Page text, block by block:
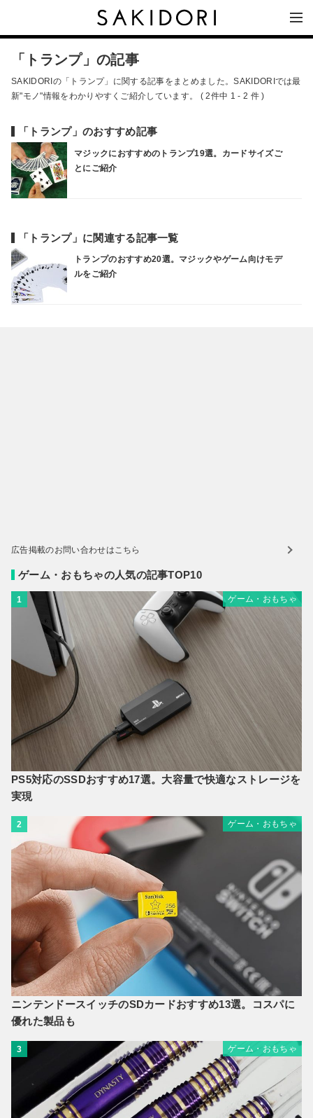
「トランプ」の記事
SAKIDORIの「トランプ」に関する記事をまとめました。SAKIDORIでは最
新"モノ"情報をわかりやすくご紹介しています。 ( 2件中 1 - 2 件 )
「トランプ」のおすすめ記事
マジックにおすすめのトランプ19選。カードサイズご
とにご紹介
「トランプ」に関連する記事一覧
トランプのおすすめ20選。マジックやゲーム向けモデ
ルをご紹介
広告掲載のお問い合わせはこちら
ゲーム・おもちゃの人気の記事TOP10
1 ゲーム・おもちゃ
PS5対応のSSDおすすめ17選。大容量で快適なストレージを
実現
2 ゲーム・おもちゃ
ニンテンドースイッチのSDカードおすすめ13選。コスパに
優れた製品も
3 ゲーム・おもちゃ